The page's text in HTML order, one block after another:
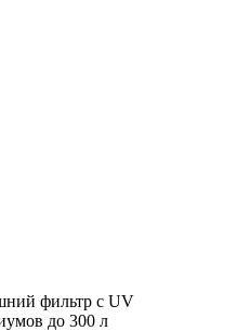
фильтр с UV
до 300 л